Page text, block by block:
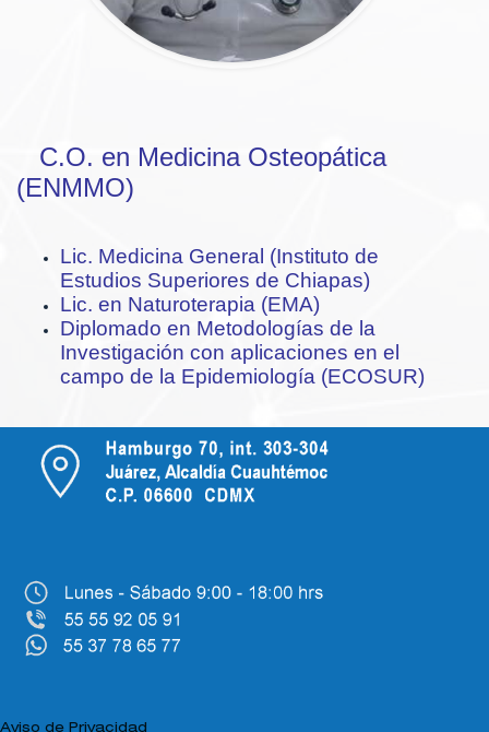
C.O. en Medicina Osteopática
(ENMMO)
Lic. Medicina General (Instituto de
Estudios Superiores de Chiapas)
Lic. en Naturoterapia (EMA)
Diplomado en Metodologías de la
Investigación con aplicaciones en el
campo de la Epidemiología (ECOSUR)
Aviso de Privacidad